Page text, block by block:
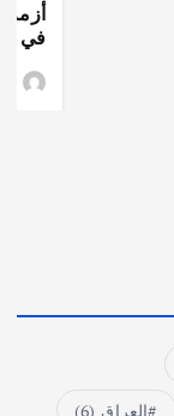
أزمة
في
العراق (6)